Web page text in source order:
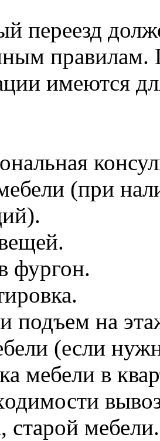
переезд
правилам.
имеются
(при
фургон.
подъем на
(если
мебели в
старой мебели.